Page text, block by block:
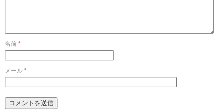
名前 *
メール *